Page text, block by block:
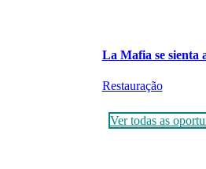
La Mafia se sienta
Restauração
Ver todas as